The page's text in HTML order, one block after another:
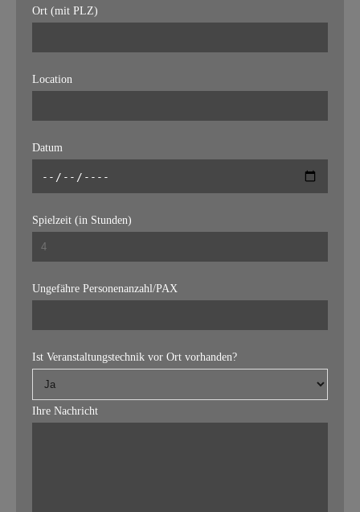
Ort (mit PLZ)
Location
Datum
Spielzeit (in Stunden)
Ungefähre Personenanzahl/PAX
Ist Veranstaltungstechnik vor Ort vorhanden?
Ihre Nachricht